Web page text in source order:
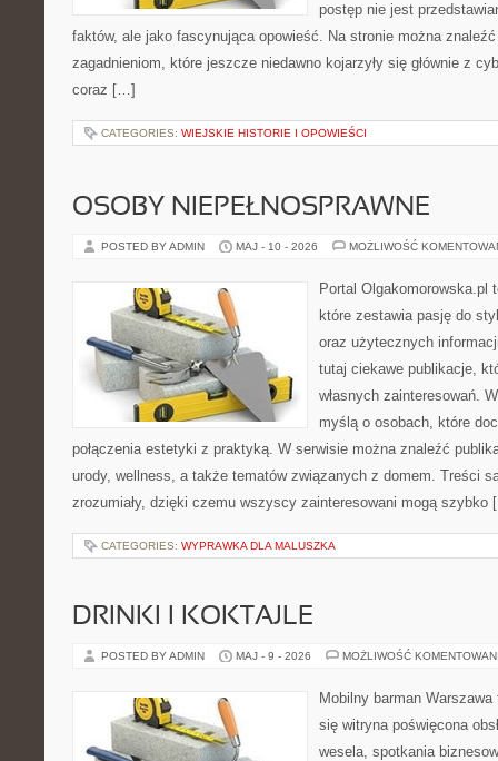
postęp nie jest
faktów, ale jako fascynująca opowieść. Na stronie można znaleźć
zagadnieniom, które jeszcze niedawno kojarzyły się głównie z
coraz […]
CATEGORIES: WIEJSKIE HISTORIE I OPOWIEŚCI
OSOBY NIEPEŁNOSPRAWNE
POSTED BY ADMIN MAJ - 10 - 2026 MOŻLIWOŚĆ
Portal Olgakomorowska.pl
które zestawia pasję do
oraz użytecznych
tutaj ciekawe publikacje,
własnych zainteresowań.
myślą o osobach, które
połączenia estetyki z praktyką. W serwisie można znaleźć
urody, wellness, a także tematów związanych z domem. Treści
zrozumiały, dzięki czemu wszyscy zainteresowani mogą szybko
CATEGORIES: WYPRAWKA DLA MALUSZKA
DRINKI I KOKTAJLE
POSTED BY ADMIN MAJ - 9 - 2026 MOŻLIWOŚĆ
Mobilny barman
się witryna poświęcona
wesela, spotkania